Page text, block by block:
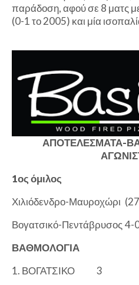
παράδοση, αφού σε 8 ματς
(0-1 το 2005) και μία
ΑΠΟΤΕΛΕΣΜΑΤΑ-
1ος όμιλος
Χιλιόδενδρο-Μαυροχώρι
Βογατσικό-Πεντάβρυσος 4-
ΒΑΘΜΟΛΟΓΙΑ
1. ΒΟΓΑΤΣΙΚΟ
3